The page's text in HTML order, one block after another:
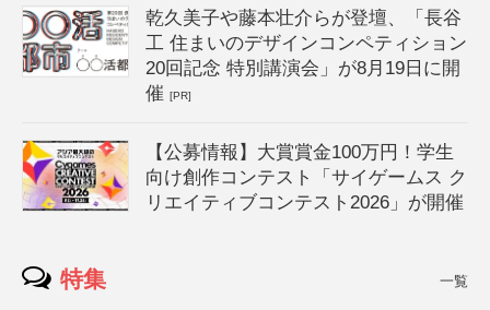
乾久美子や藤本壮介らが登壇、「長谷
工 住まいのデザインコンペティション
20回記念 特別講演会」が8月19日に開
催[PR]
【公募情報】大賞賞金100万円！学生
向け創作コンテスト「サイゲームス ク
リエイティブコンテスト2026」が開催
特集 一覧